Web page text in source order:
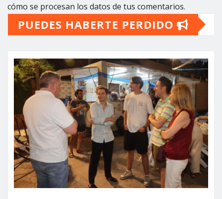
cómo se procesan los datos de tus comentarios.
PUEDES HABERTE PERDIDO